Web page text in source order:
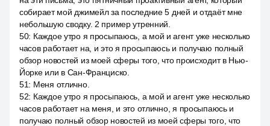
собирает мой джимейл за последние 5 дней и отдаёт мне
небольшую сводку. 2 пример утренний.
50: Каждое утро я просыпаюсь, а мой и агент уже несколько
часов работает на, и это я просыпаюсь и получаю полный
обзор новостей из моей сферы того, что происходит в Нью-
Йорке или в Сан-Франциско.
51: Меня отлично.
52: Каждое утро я просыпаюсь, а мой и агент уже несколько
часов работает на меня, и это отлично, я просыпаюсь и
получаю полный обзор новостей из моей сферы того, что